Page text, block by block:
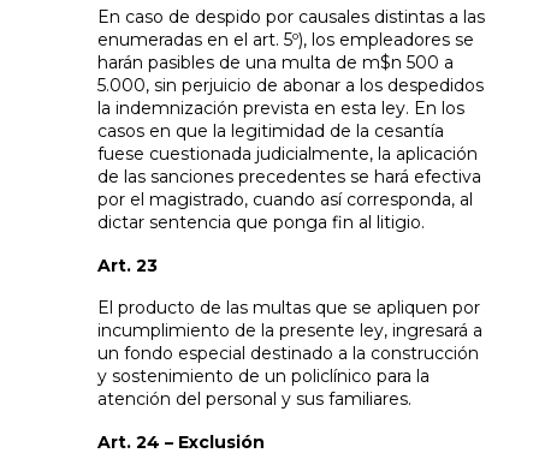
En caso de despido por causales distintas a las
enumeradas en el art. 5º), los empleadores se
harán pasibles de una multa de m$n 500 a
5.000, sin perjuicio de abonar a los despedidos
la indemnización prevista en esta ley. En los
casos en que la legitimidad de la cesantía
fuese cuestionada judicialmente, la aplicación
de las sanciones precedentes se hará efectiva
por el magistrado, cuando así corresponda, al
dictar sentencia que ponga fin al litigio.
Art. 23
El producto de las multas que se apliquen por
incumplimiento de la presente ley, ingresará a
un fondo especial destinado a la construcción
y sostenimiento de un policlínico para la
atención del personal y sus familiares.
Art. 24 – Exclusión